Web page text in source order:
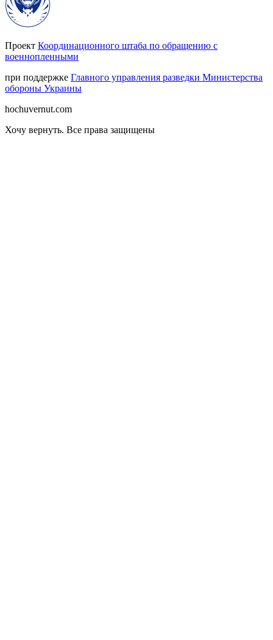
Проект Координационного штаба по обращению с
военнопленными
при поддержке Главного управления разведки Министерства
обороны Украины
hochuvernut.com
Хочу вернуть. Все права защищены